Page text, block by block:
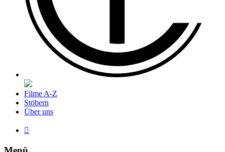
Filme A-Z
Stöbern
Über uns
